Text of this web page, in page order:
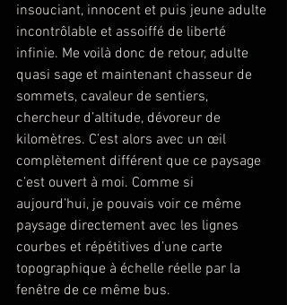
insouciant, innocent et puis jeune adulte
incontrôlable et assoiffé de liberté
infinie. Me voilà donc de retour, adulte
quasi sage et maintenant chasseur de
sommets, cavaleur de sentiers,
chercheur d’altitude, dévoreur de
kilomètres. C’est alors avec un œil
complètement différent que ce paysage
c’est ouvert à moi. Comme si
aujourd’hui, je pouvais voir ce même
paysage directement avec les lignes
courbes et répétitives d’une carte
topographique à échelle réelle par la
fenêtre de ce même bus.